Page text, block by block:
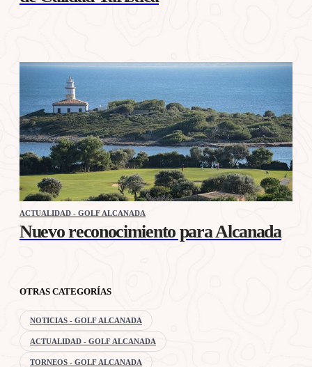
ACTUALIDAD - GOLF ALCANADA
Nuevo reconocimiento para Alcanada
OTRAS CATEGORÍAS
NOTICIAS - GOLF ALCANADA
ACTUALIDAD - GOLF ALCANADA
TORNEOS - GOLF ALCANADA